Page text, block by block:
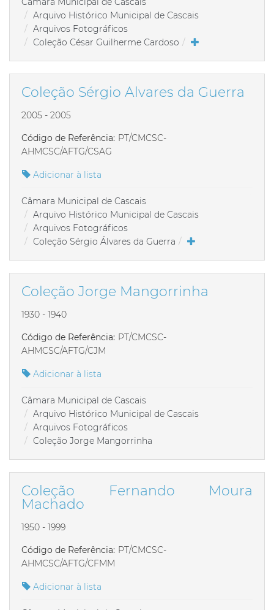
Arquivo Histórico Municipal de Cascais
Arquivos Fotográficos
Coleção César Guilherme Cardoso
Coleção Sérgio Álvares da Guerra
2005 - 2005
Código de Referência: PT/CMCSC-
AHMCSC/AFTG/CSAG
Adicionar à lista
Câmara Municipal de Cascais
Arquivo Histórico Municipal de Cascais
Arquivos Fotográficos
Coleção Sérgio Álvares da Guerra
Coleção Jorge Mangorrinha
1930 - 1940
Código de Referência: PT/CMCSC-
AHMCSC/AFTG/CJM
Adicionar à lista
Câmara Municipal de Cascais
Arquivo Histórico Municipal de Cascais
Arquivos Fotográficos
Coleção Jorge Mangorrinha
Coleção Fernando Moura
Machado
1950 - 1999
Código de Referência: PT/CMCSC-
AHMCSC/AFTG/CFMM
Adicionar à lista